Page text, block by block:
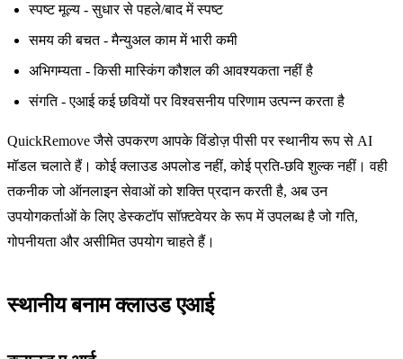
स्पष्ट मूल्य - सुधार से पहले/बाद में स्पष्ट
समय की बचत - मैन्युअल काम में भारी कमी
अभिगम्यता - किसी मास्किंग कौशल की आवश्यकता नहीं है
संगति - एआई कई छवियों पर विश्वसनीय परिणाम उत्पन्न करता है
QuickRemove जैसे उपकरण आपके विंडोज़ पीसी पर स्थानीय रूप से AI
मॉडल चलाते हैं। कोई क्लाउड अपलोड नहीं, कोई प्रति-छवि शुल्क नहीं। वही
तकनीक जो ऑनलाइन सेवाओं को शक्ति प्रदान करती है, अब उन
उपयोगकर्ताओं के लिए डेस्कटॉप सॉफ़्टवेयर के रूप में उपलब्ध है जो गति,
गोपनीयता और असीमित उपयोग चाहते हैं।
स्थानीय बनाम क्लाउड एआई